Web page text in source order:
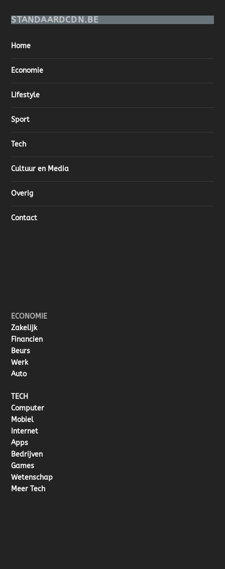
STANDAARDCDN.BE
Home
Economie
Lifestyle
Sport
Tech
Cultuur en Media
Overig
Contact
ECONOMIE
Zakelijk
Financien
Beurs
Werk
Auto
TECH
Computer
Mobiel
Internet
Apps
Bedrijven
Games
Wetenschap
Meer Tech